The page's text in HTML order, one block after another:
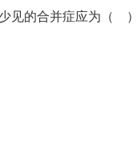
见的合并症应为（ ）